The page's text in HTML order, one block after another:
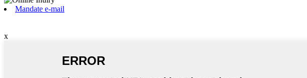
Mandate e-mail
x